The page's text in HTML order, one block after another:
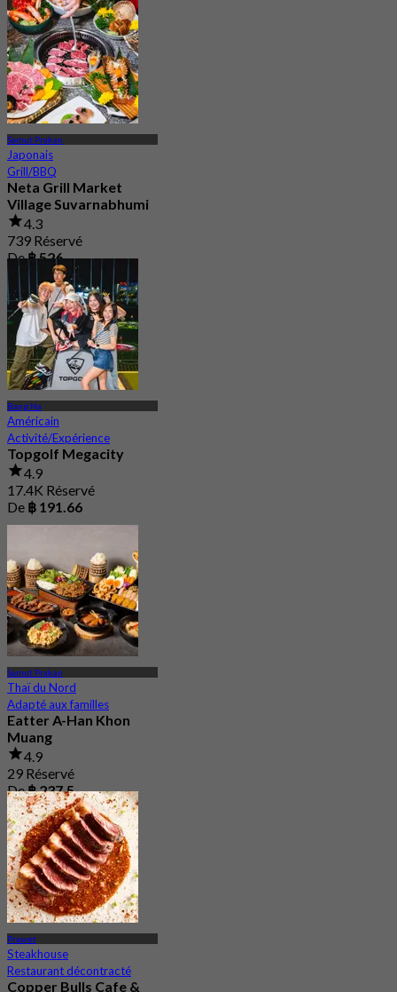
Samut Prakan
Japonais
Grill/BBQ
Neta Grill Market
Village Suvarnabhumi
4.3
739 Réservé
De฿ 526
Bang Na
Américain
Activité/Expérience
Topgolf Megacity
4.9
17.4K Réservé
De ฿ 191.66
Samut Prakan
Thaï du Nord
Adapté aux familles
Eatter A-Han Khon
Muang
4.9
29 Réservé
De฿ 237.5
Prawet
Steakhouse
Restaurant décontracté
Copper Bulls Cafe &